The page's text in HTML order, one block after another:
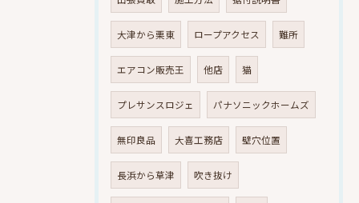
大津から栗東 ロープアクセス 難所
エアコン販売王 他店 猫
プレサンスロジェ パナソニックホームズ
無印良品 大喜工務店 壁穴位置
長浜から草津 吹き抜け